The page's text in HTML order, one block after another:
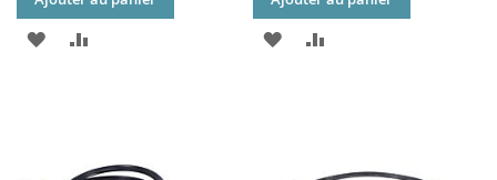
AJOUTER
AJOUTER